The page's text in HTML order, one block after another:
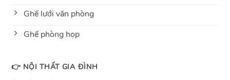
Ghế lưới văn phòng
Ghế phòng họp
👉 NỘI THẤT GIA ĐÌNH